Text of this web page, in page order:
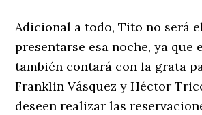
Adicional a todo, Tito no será
presentarse esa noche, ya que
también contará con la grata
Franklin Vásquez y Héctor
deseen realizar las